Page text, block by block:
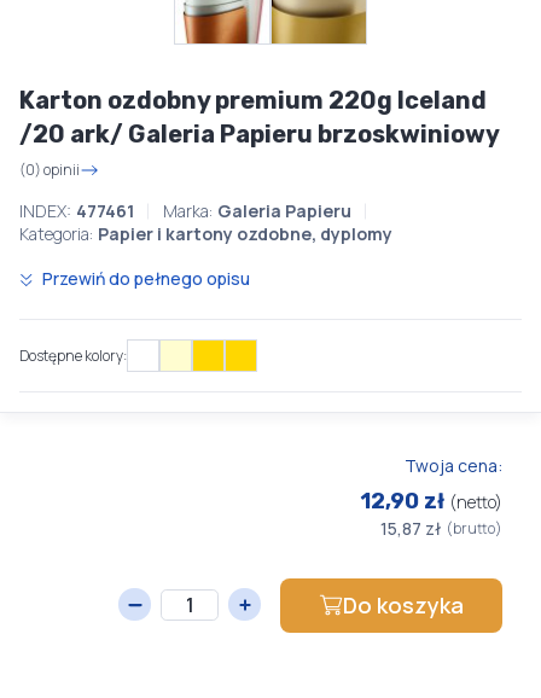
Karton ozdobny premium 220g Iceland
/20 ark/ Galeria Papieru brzoskwiniowy
(0) opinii
INDEX: 477461 Marka: Galeria Papieru
Kategoria: Papier i kartony ozdobne, dyplomy
Przewiń do pełnego opisu
Dostępne kolory:
Twoja cena:
12,90 zł (netto)
15,87 zł (brutto)
Do koszyka